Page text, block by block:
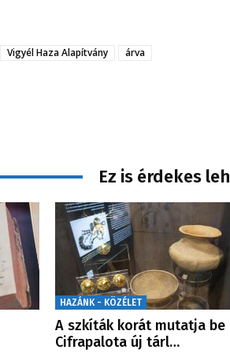
Vigyél Haza Alapítvány árva
Ez is érdekes
HAZÁNK - KÖZÉLET
A szkíták korát mutatja be
Cifrapalota új tárl…